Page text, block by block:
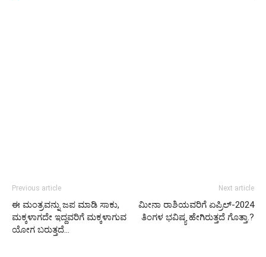
Previous article
ಈ ಮಂತ್ರವನ್ನು ಜಪ ಮಾಡಿ ಸಾಕು,
ಮಕ್ಕಳಾಗದೇ ಇದ್ದವರಿಗೆ ಮಕ್ಕಳಾಗುವ
ಯೋಗ ಬರುತ್ತದೆ…
Next article
ಮೀನಾ ರಾಶಿಯವರಿಗೆ ಏಪ್ರಿಲ್-2024
ತಿಂಗಳ ಭವಿಷ್ಯ ಹೇಗಿರುತ್ತದೆ ಗೊತ್ತಾ.?